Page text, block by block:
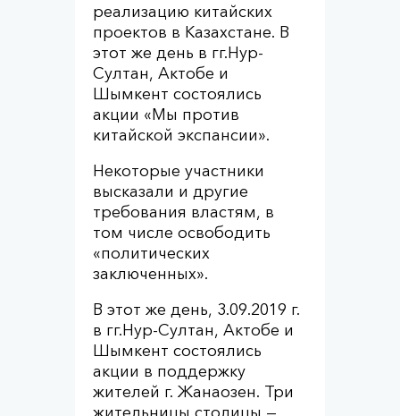
реализацию китайских
проектов в Казахстане. В
этот же день в гг.Нур-
Султан, Актобе и
Шымкент состоялись
акции «Мы против
китайской экспансии».
Некоторые участники
высказали и другие
требования властям, в
том числе освободить
«политических
заключенных».
В этот же день, 3.09.2019 г.
в гг.Нур-Султан, Актобе и
Шымкент состоялись
акции в поддержку
жителей г. Жанаозен. Три